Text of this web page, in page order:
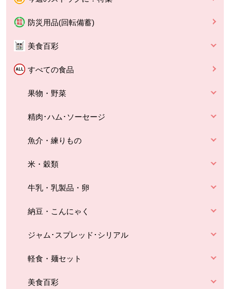
防災用品(回転備蓄)
美食百彩
すべての食品
果物・野菜
精肉･ハム･ソーセージ
魚介・練りもの
米・穀類
牛乳・乳製品・卵
納豆・こんにゃく
ジャム･スプレッド･シリアル
軽食・麺セット
美食百彩